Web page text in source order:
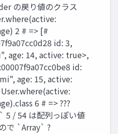
の戻り値のクラス
2 # => [#
id: 3,
age: 14, active: true>,
id:
age: 15, active:
6 # => ???
/ 54 は配列っぽい値
で `Array` ?